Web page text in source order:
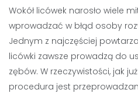
Wokół licówek narosło wiele
wprowadzać w błąd osoby
Jednym z najczęściej
licówki zawsze prowadzą do
zębów. W rzeczywistości, jak
procedura jest